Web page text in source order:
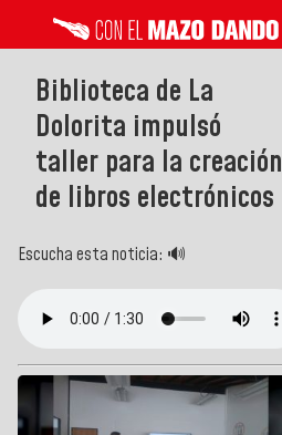
Biblioteca de La
Dolorita impulsó
taller para la creación
de libros electrónicos
Escucha esta noticia: 🔊